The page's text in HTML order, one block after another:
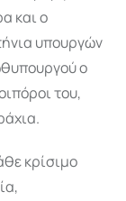
και ο
υπουργών
ο
του,
κρίσιμο